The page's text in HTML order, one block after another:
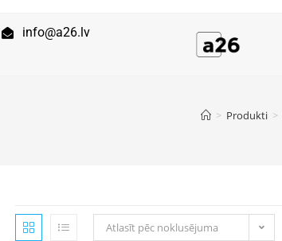
info@a26.lv
> Produkti >
Atlasīt pēc noklusējuma